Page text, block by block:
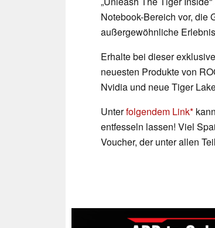
Notebook-Bereich vor, die
außergewöhnliche
Erhalte bei dieser
neuesten Produkte von
Nvidia und neue Tiger
Unterfolgendem Link
entfesseln lassen! Viel
Voucher, der unter allen